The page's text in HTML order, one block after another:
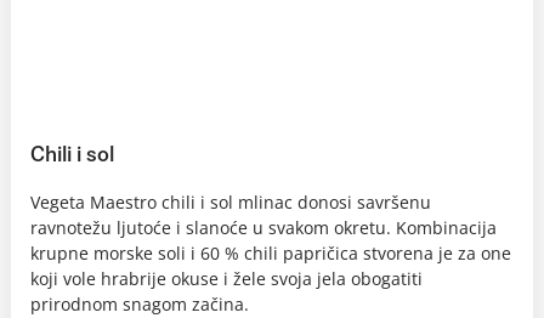
Chili i sol
Vegeta Maestro chili i sol mlinac donosi savršenu
ravnotežu ljutoće i slanoće u svakom okretu. Kombinacija
krupne morske soli i 60 % chili papričica stvorena je za one
koji vole hrabrije okuse i žele svoja jela obogatiti
prirodnom snagom začina.